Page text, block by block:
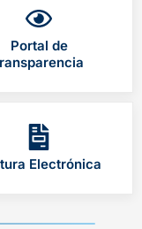
Portal de
Electrónica